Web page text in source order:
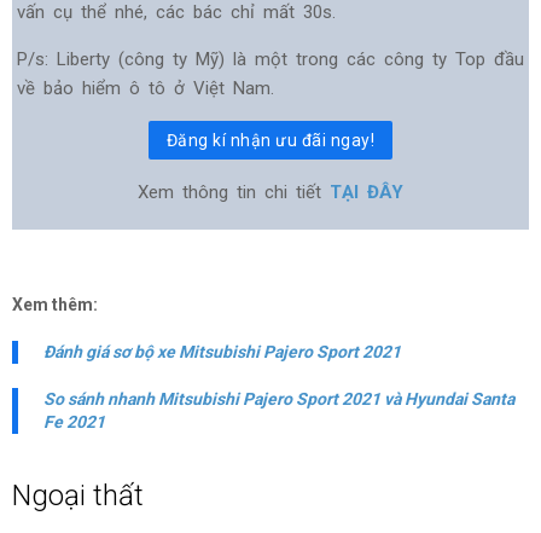
vấn cụ thể nhé, các bác chỉ mất 30s.
P/s: Liberty (công ty Mỹ) là một trong các công ty Top đầu
về bảo hiểm ô tô ở Việt Nam.
Đăng kí nhận ưu đãi ngay!
Xem thông tin chi tiết TẠI ĐÂY
Xem thêm:
Đánh giá sơ bộ xe Mitsubishi Pajero Sport 2021
So sánh nhanh Mitsubishi Pajero Sport 2021 và Hyundai Santa
Fe 2021
Ngoại thất